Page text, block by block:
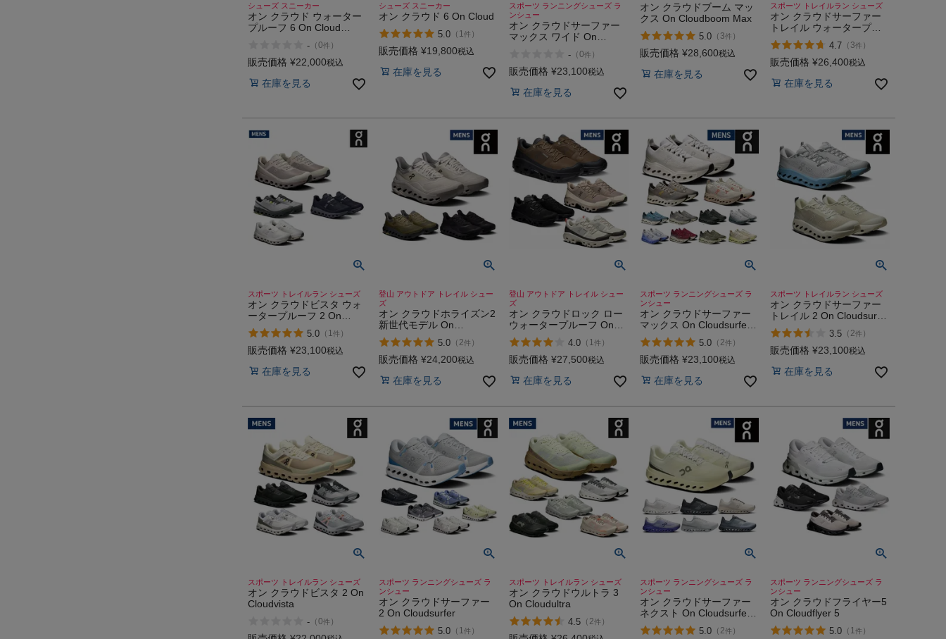
シューズ スニーカー
オン クラウド ウォーター
プルーフ 6 On Cloud
- （0件 ）
販売価格 ¥22,000税込
在庫を見る
シューズ スニーカー
オン クラウド 6 On Cloud
5.0（ 1件 ）
販売価格 ¥19,800税込
在庫を見る
スポーツ ランニングシューズ ラ
ンシュー
オン クラウドサーファー
マックス ワイド On
- （0件 ）
販売価格 ¥23,100税込
在庫を見る
オン クラウドブーム マッ
クス On Cloudboom Max
5.0（ 3件 ）
販売価格 ¥28,600税込
在庫を見る
スポーツ トレイルラン シューズ
オン クラウドサーファー
トレイル ウォータープル
ーフ 2 On Cloudsurfer
Trail Waterproof
4.7 （ 3件 ）
販売価格 ¥26,400税込
在庫を見る
スポーツ トレイルラン シューズ
オン クラウドビスタ ウォ
ータープルーフ 2 On
Cloudvista Waterproof
5.0 （ 1件 ）
販売価格 ¥23,100税込
在庫を見る
登山 アウトドア トレイル シュー
ズ
オン クラウドホライズン2
新世代モデル On
Cloudhorizon 2
5.0（ 2件 ）
販売価格 ¥24,200税込
在庫を見る
登山 アウトドア トレイル シュー
ズ
オン クラウドロック ロー
ウォータープルーフ On
Cloudrock Low Waterproof
4.0 （ 1件 ）
販売価格 ¥27,500税込
在庫を見る
スポーツ ランニングシューズ ラ
ンシュー
オン クラウドサーファー
マックス On Cloudsurfer
Max
5.0（ 2件 ）
販売価格 ¥23,100税込
在庫を見る
スポーツ トレイルラン シューズ
オン クラウドサーファー
トレイル 2 On Cloudsurfer
Trail
3.5 （ 2件 ）
販売価格 ¥23,100税込
在庫を見る
スポーツ トレイルラン シューズ
オン クラウドビスタ 2 On
Cloudvista
- （0件 ）
スポーツ ランニングシューズ ラ
ンシュー
オン クラウドサーファー
2 On Cloudsurfer
5.0（ 1件 ）
スポーツ トレイルラン シューズ
オン クラウドウルトラ 3
On Cloudultra
4.5 （ 2件 ）
スポーツ ランニングシューズ ラ
ンシュー
オン クラウドサーファー
ネクスト On Cloudsurfer
Next
5.0（ 2件 ）
スポーツ ランニングシューズ ラ
ンシュー
オン クラウドフライヤー5
On Cloudflyer 5
5.0 （ 1件 ）